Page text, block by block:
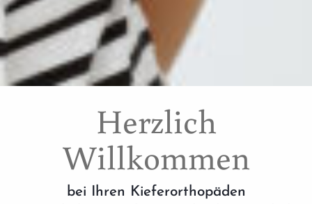
Herzlich
Willkommen
bei Ihren Kieferorthopäden